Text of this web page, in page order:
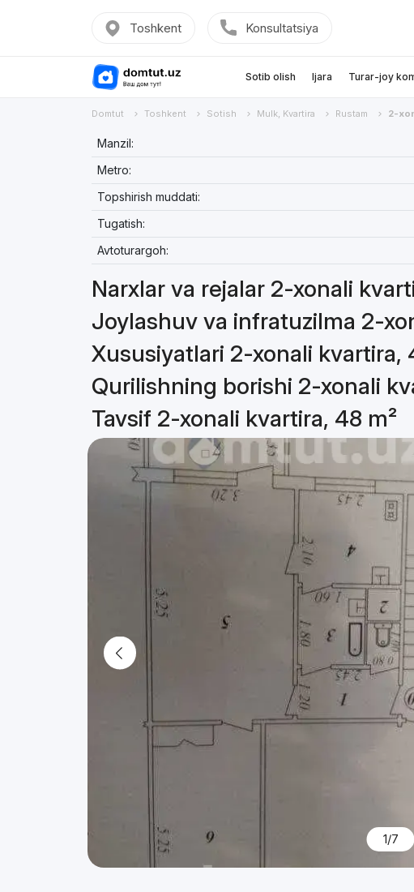
Toshkent Konsultatsiya
Sotib olish Ijara Turar-joy
Domtut Toshkent Sotish Mulk, Kvartira Rustam 2-
Manzil:
Metro:
Topshirish muddati:
Tugatish:
Avtoturargoh:
Narxlar va rejalar 2-xonali
Joylashuv va infratuzilma 2-
Xususiyatlari 2-xonali kvartira,
Qurilishning borishi 2-xonali
Tavsif 2-xonali kvartira, 48 m²
1/7